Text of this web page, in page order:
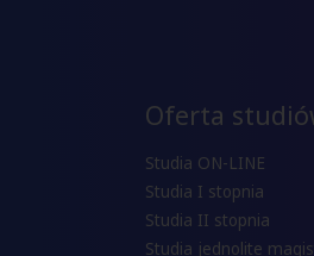
Oferta
Studia ON-LINE
Studia I stopnia
Studia II stopnia
Studia jednolite